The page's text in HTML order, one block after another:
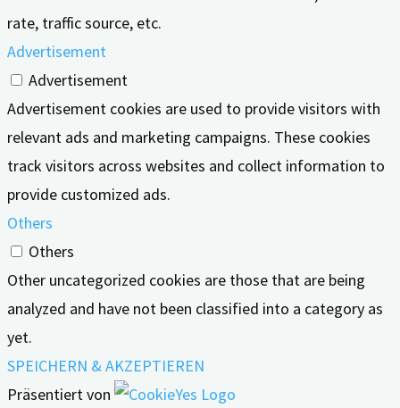
rate, traffic source, etc.
Advertisement
Advertisement
Advertisement cookies are used to provide visitors with
relevant ads and marketing campaigns. These cookies
track visitors across websites and collect information to
provide customized ads.
Others
Others
Other uncategorized cookies are those that are being
analyzed and have not been classified into a category as
yet.
SPEICHERN & AKZEPTIEREN
Präsentiert von